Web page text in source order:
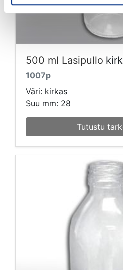
500 ml Lasipullo
1007p
Väri: kirkas
Suu mm: 28
Tutustu